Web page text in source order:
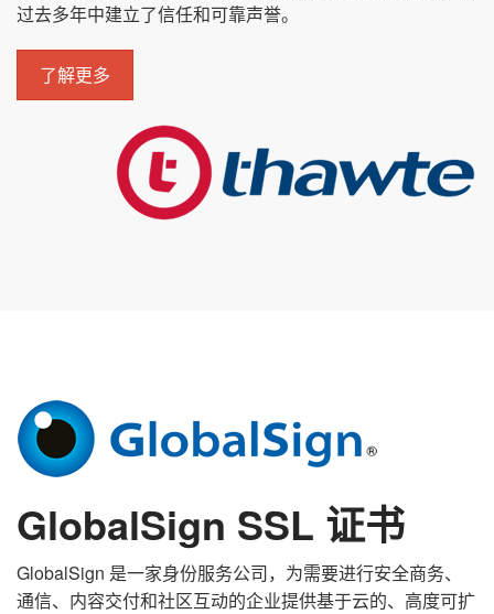
过去多年中建立了信任和可靠声誉。
了解更多
GlobalSign SSL 证书
GlobalSign 是一家身份服务公司，为需要进行安全商务、
通信、内容交付和社区互动的企业提供基于云的、高度可扩